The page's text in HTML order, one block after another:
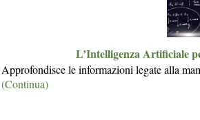
L’Intelligenza Artificiale
Approfondisce le informazioni legate alla
(Continua)